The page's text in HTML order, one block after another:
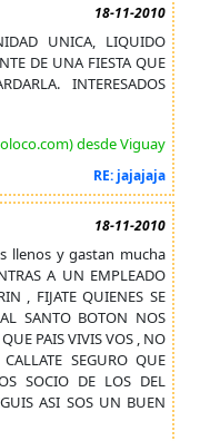
18-11-2010
UNICA, LIQUIDO
DE UNA FIESTA QUE
INTERESADOS
desde Viguay
RE: jajajaja
18-11-2010
llenos y gastan mucha
A UN EMPLEADO
, FIJATE QUIENES SE
SANTO BOTON NOS
PAIS VIVIS VOS , NO
SEGURO QUE
SOCIO DE LOS DEL
ASI SOS UN BUEN